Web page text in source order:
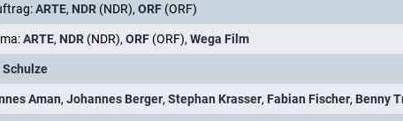
ARTE, NDR (NDR), ORF (ORF)
ARTE, NDR (NDR), ORF (ORF), Wega Film
Aman, Johannes Berger, Stephan Krasser, Fabian Fischer, Benny